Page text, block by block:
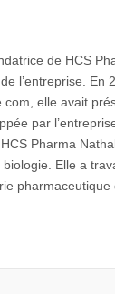
de HCS
l’entreprise. En
elle avait
par
Pharma
Elle a